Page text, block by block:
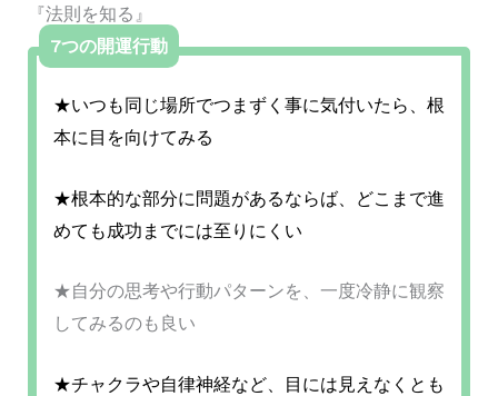
『法則を知る』
7つの開運行動
★いつも同じ場所でつまずく事に気付いたら、根
本に目を向けてみる
★根本的な部分に問題があるならば、どこまで進
めても成功までには至りにくい
★自分の思考や行動パターンを、一度冷静に観察
してみるのも良い
★チャクラや自律神経など、目には見えなくとも